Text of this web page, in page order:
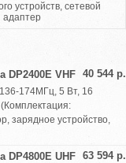
устройств, cетевой
адаптер
40 544 р.
DP2400E VHF
174МГц, 5 Вт, 16
зарядное устройство,
63 594 р.
DP4800E UHF